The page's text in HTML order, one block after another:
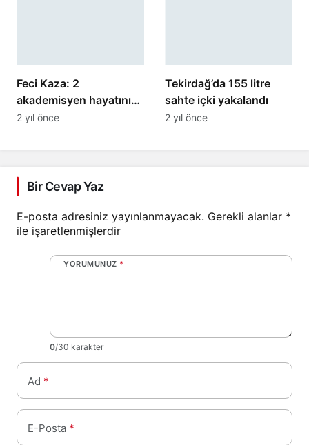
Feci Kaza: 2
akademisyen hayatını
kaybetti
2 yıl önce
Tekirdağ’da 155 litre
sahte içki yakalandı
2 yıl önce
Bir Cevap Yaz
E-posta adresiniz yayınlanmayacak. Gerekli alanlar *
ile işaretlenmişlerdir
YORUMUNUZ *
0/30 karakter
Ad *
E-Posta *